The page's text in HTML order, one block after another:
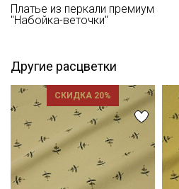
Рекомендации по уходу:
40С (При температуре воды свыше
рекомендуется глажка с
подвешенном состоянии.
Цветопередача может отличаться
ткани в зависимости от настроек
зависимости от партии тон ткани
Платье из перкали премиум
"Набойка-веточки"
Другие расцветки
СКИДКА 20%